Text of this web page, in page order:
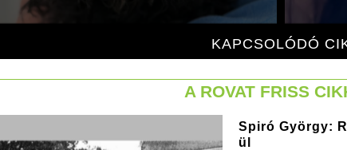
KAPCSOLÓDÓ
A ROVAT FRISS
Spiró György:
ül